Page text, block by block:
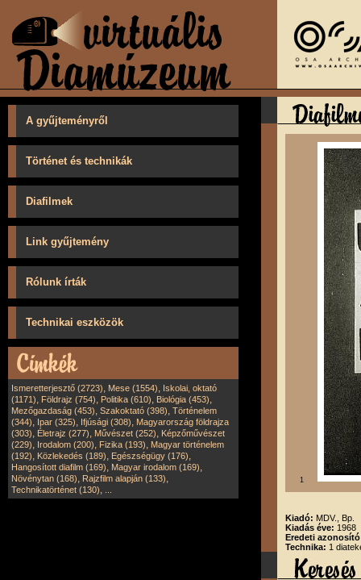
A gyűjteményről
Történet és technikák
Diafilmek
Link gyűjtemény
Rólunk írták
Technikai eszközök
Ismeretterjesztő (2723), Mese (1554), Iskolai, oktató
(1171), Földrajz (754), Politika (610), Biológia (453),
Mezőgazdaság (453), Szakoktató (398), Történelem
(344), Ipar (325), Ifjúsági (308), Magyarország földrajza
(303), Életrajz (277), Művészet (252), Képzőművészet
(229), Irodalom (200), Fizika (193), Magyar történelem
(192), Közlekedés (189), Egészségügy (176),
Hangosított diafilm (169), Magyar irodalom (169),
Növénytan (168), Rajzfilm alapján (133),
Technikatörténet (130),
1
Kiadó: MDV., Bp.
Kiadás éve: 1968
Eredeti
Technika: 1